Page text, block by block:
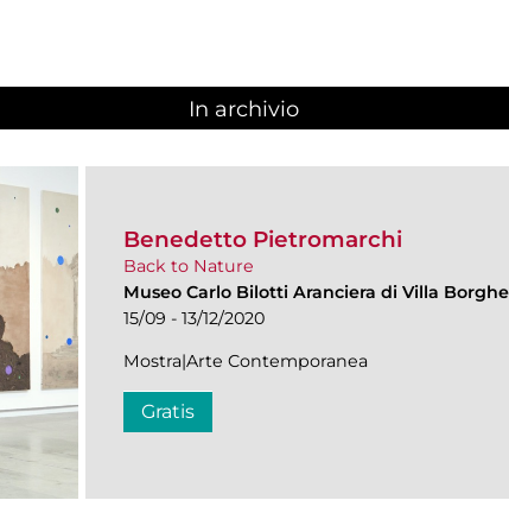
In archivio
Benedetto Pietromarchi
Back to Nature
Museo Carlo Bilotti Aranciera di Villa
15/09 - 13/12/2020
Mostra|Arte Contemporanea
Gratis